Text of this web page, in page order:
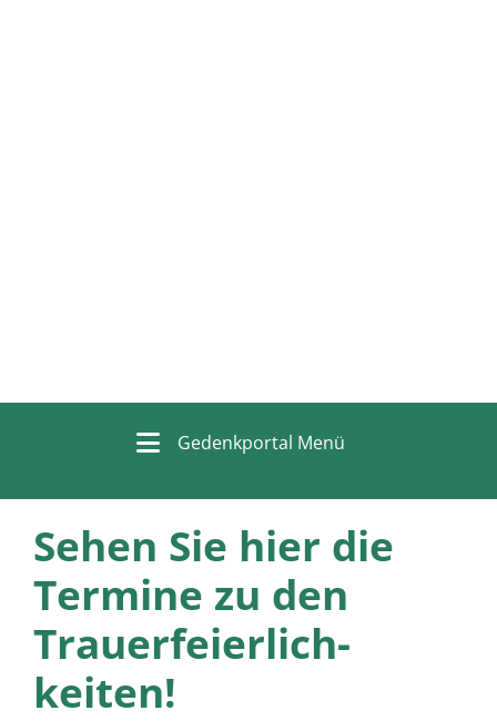
Gedenkportal Menü
Sehen Sie hier die
Termine zu den
Trauer­feierlich­
keiten!